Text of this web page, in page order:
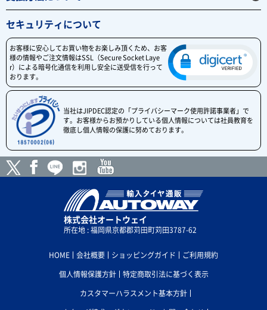
セキュリティについて
お客様に安心してお買い物をお楽しみ頂くため、お客
様の情報やご注文情報はSSL（Secure Socket Laye
r）による暗号化通信を利用し安全に送受信を行って
おります。
当社はJIPDEC認定の「プライバシーマーク使用許諾事業者」で
す。お客様からお預かりしている個人情報については社員教育を
徹底し個人情報の保護に努めております。
株式会社オートウェイ
所在地 : 福岡県京都郡苅田町苅田3787-62
HOME 会社概要 ショッピングガイド
ご利用規約
個人情報保護方針
特定商取引法に基づく表示
カスタマーハラスメント基本方針